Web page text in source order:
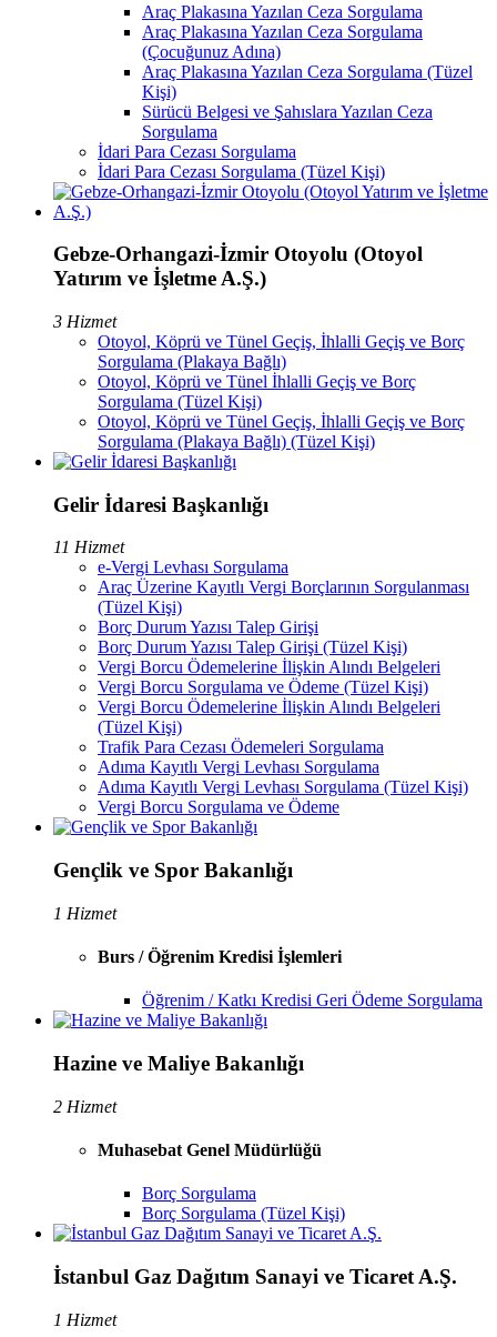
Araç Plakasına Yazılan Ceza Sorgulama
Araç Plakasına Yazılan Ceza Sorgulama
(Çocuğunuz Adına)
Araç Plakasına Yazılan Ceza Sorgulama (Tüzel
Kişi)
Sürücü Belgesi ve Şahıslara Yazılan Ceza
Sorgulama
İdari Para Cezası Sorgulama
İdari Para Cezası Sorgulama (Tüzel Kişi)
Gebze-Orhangazi-İzmir Otoyolu (Otoyol
Yatırım ve İşletme A.Ş.)
3 Hizmet
Otoyol, Köprü ve Tünel Geçiş, İhlalli Geçiş ve Borç
Sorgulama (Plakaya Bağlı)
Otoyol, Köprü ve Tünel İhlalli Geçiş ve Borç
Sorgulama (Tüzel Kişi)
Otoyol, Köprü ve Tünel Geçiş, İhlalli Geçiş ve Borç
Sorgulama (Plakaya Bağlı) (Tüzel Kişi)
Gelir İdaresi Başkanlığı
11 Hizmet
e-Vergi Levhası Sorgulama
Araç Üzerine Kayıtlı Vergi Borçlarının Sorgulanması
(Tüzel Kişi)
Borç Durum Yazısı Talep Girişi
Borç Durum Yazısı Talep Girişi (Tüzel Kişi)
Vergi Borcu Ödemelerine İlişkin Alındı Belgeleri
Vergi Borcu Sorgulama ve Ödeme (Tüzel Kişi)
Vergi Borcu Ödemelerine İlişkin Alındı Belgeleri
(Tüzel Kişi)
Trafik Para Cezası Ödemeleri Sorgulama
Adıma Kayıtlı Vergi Levhası Sorgulama
Adıma Kayıtlı Vergi Levhası Sorgulama (Tüzel Kişi)
Vergi Borcu Sorgulama ve Ödeme
Gençlik ve Spor Bakanlığı
1 Hizmet
Burs / Öğrenim Kredisi İşlemleri
Öğrenim / Katkı Kredisi Geri Ödeme Sorgulama
Hazine ve Maliye Bakanlığı
2 Hizmet
Muhasebat Genel Müdürlüğü
Borç Sorgulama
Borç Sorgulama (Tüzel Kişi)
İstanbul Gaz Dağıtım Sanayi ve Ticaret A.Ş.
1 Hizmet